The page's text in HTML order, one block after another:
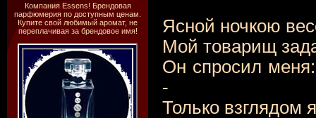
Компания Essens! Брендовая
парфюмерия по доступным ценам.
Купите свой любимый аромат, не
переплачивая за брендовое имя!
Ясной ночкою
Мой товарищ
Он спросил
-
Только взглядом